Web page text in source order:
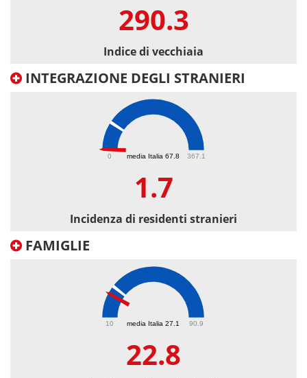
290.3
Indice di vecchiaia
INTEGRAZIONE DEGLI STRANIERI
media Italia 67.8
0 367.1
1.7
Incidenza di residenti stranieri
FAMIGLIE
media Italia 27.1
10 90.9
22.8